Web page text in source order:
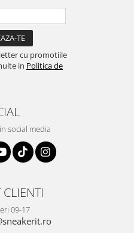
cu promotiile
in Politica de
social media
09-17